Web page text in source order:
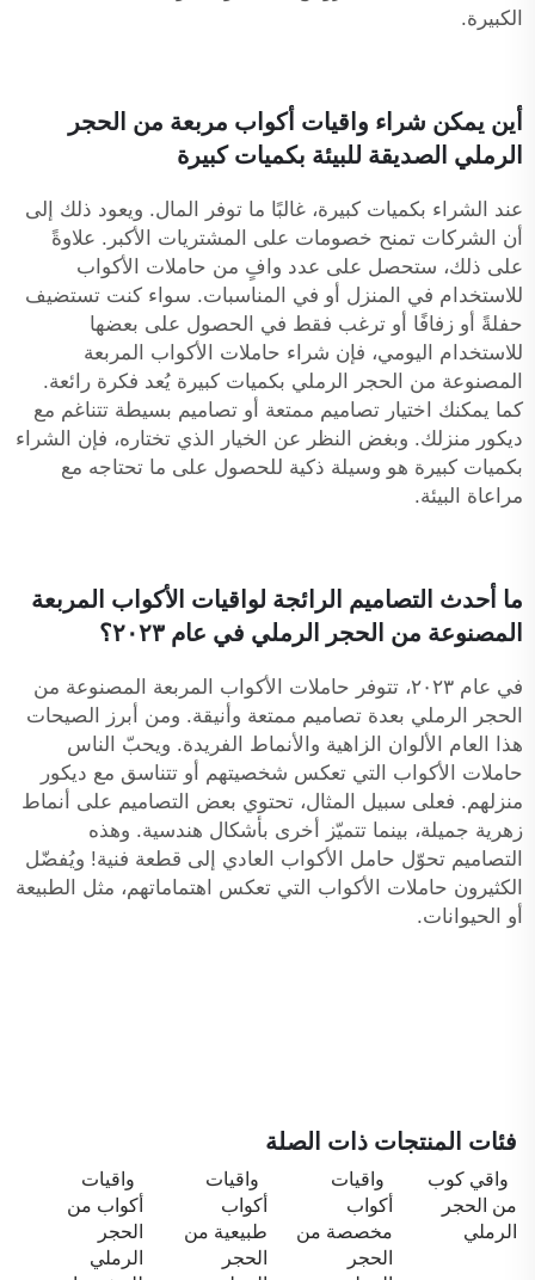
الكبيرة.
أين يمكن شراء واقيات أكواب مربعة من الحجر
الرملي الصديقة للبيئة بكميات كبيرة
عند الشراء بكميات كبيرة، غالبًا ما توفر المال. ويعود ذلك إلى
أن الشركات تمنح خصومات على المشتريات الأكبر. علاوةً
على ذلك، ستحصل على عدد وافٍ من حاملات الأكواب
للاستخدام في المنزل أو في المناسبات. سواء كنت تستضيف
حفلةً أو زفافًا أو ترغب فقط في الحصول على بعضها
للاستخدام اليومي، فإن شراء حاملات الأكواب المربعة
المصنوعة من الحجر الرملي بكميات كبيرة يُعد فكرة رائعة.
كما يمكنك اختيار تصاميم ممتعة أو تصاميم بسيطة تتناغم مع
ديكور منزلك. وبغض النظر عن الخيار الذي تختاره، فإن الشراء
بكميات كبيرة هو وسيلة ذكية للحصول على ما تحتاجه مع
مراعاة البيئة.
ما أحدث التصاميم الرائجة لواقيات الأكواب المربعة
المصنوعة من الحجر الرملي في عام ٢٠٢٣؟
في عام ٢٠٢٣، تتوفر حاملات الأكواب المربعة المصنوعة من
الحجر الرملي بعدة تصاميم ممتعة وأنيقة. ومن أبرز الصيحات
هذا العام الألوان الزاهية والأنماط الفريدة. ويحبّ الناس
حاملات الأكواب التي تعكس شخصيتهم أو تتناسق مع ديكور
منزلهم. فعلى سبيل المثال، تحتوي بعض التصاميم على أنماط
زهرية جميلة، بينما تتميّز أخرى بأشكال هندسية. وهذه
التصاميم تحوّل حامل الأكواب العادي إلى قطعة فنية! ويُفضّل
الكثيرون حاملات الأكواب التي تعكس اهتماماتهم، مثل الطبيعة
أو الحيوانات.
فئات المنتجات ذات الصلة
واقي كوب
من الحجر
الرملي
واقيات
أكواب
مخصصة من
الحجر
واقيات
أكواب
طبيعية من
الحجر
واقيات
أكواب من
الحجر
الرملي